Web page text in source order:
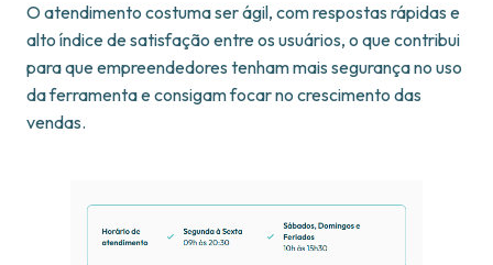
O atendimento costuma ser ágil, com respostas rápidas e
alto índice de satisfação entre os usuários, o que contribui
para que empreendedores tenham mais segurança no uso
da ferramenta e consigam focar no crescimento das
vendas.